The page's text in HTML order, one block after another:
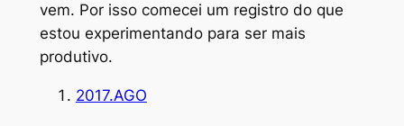
vem. Por isso comecei um registro do que
estou experimentando para ser mais
produtivo.
2017.AGO